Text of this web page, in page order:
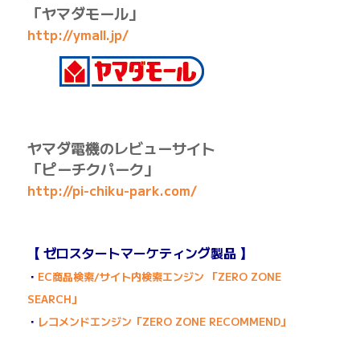
「ヤマダモール」
http://ymall.jp/
ヤマダ電機のレビューサイト
「ピーチクパーク」
http://pi-chiku-park.com/
【 ゼロスタートマーケティング製品 】
・ EC商品検索/サイト内検索エンジン 「ZERO ZONE
SEARCH」
・ レコメンドエンジン「ZERO ZONE RECOMMEND」